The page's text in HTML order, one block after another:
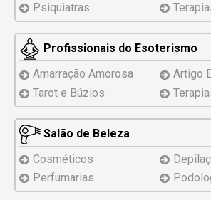
Psiquiatras
Profissionais do Esoterismo
Amarração Amorosa
Artigo
Tarot e Búzios
Salão de Beleza
Cosméticos
Perfumarias